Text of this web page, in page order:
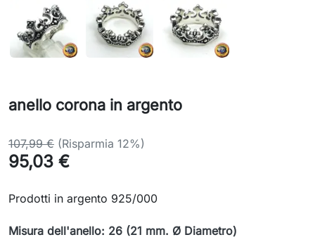
anello corona in argento
107,99 € (Risparmia 12%)
95,03 €
Prodotti in argento 925/000
Misura dell'anello: 26 (21 mm. Ø Diametro)